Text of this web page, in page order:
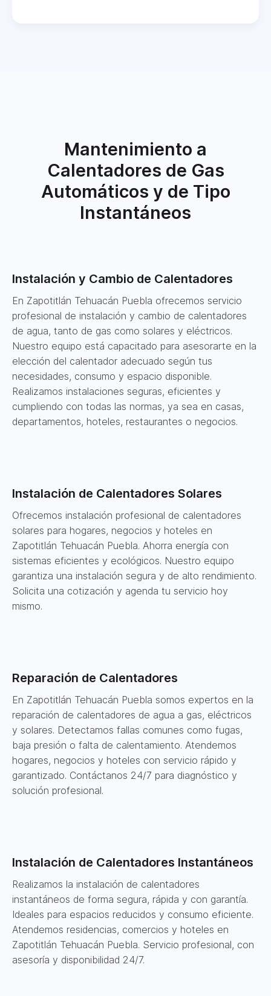
Mantenimiento a
Calentadores de Gas
Automáticos y de Tipo
Instantáneos
Instalación y Cambio de Calentadores
En Zapotitlán Tehuacán Puebla ofrecemos servicio
profesional de instalación y cambio de calentadores
de agua, tanto de gas como solares y eléctricos.
Nuestro equipo está capacitado para asesorarte en la
elección del calentador adecuado según tus
necesidades, consumo y espacio disponible.
Realizamos instalaciones seguras, eficientes y
cumpliendo con todas las normas, ya sea en casas,
departamentos, hoteles, restaurantes o negocios.
Instalación de Calentadores Solares
Ofrecemos instalación profesional de calentadores
solares para hogares, negocios y hoteles en
Zapotitlán Tehuacán Puebla. Ahorra energía con
sistemas eficientes y ecológicos. Nuestro equipo
garantiza una instalación segura y de alto rendimiento.
Solicita una cotización y agenda tu servicio hoy
mismo.
Reparación de Calentadores
En Zapotitlán Tehuacán Puebla somos expertos en la
reparación de calentadores de agua a gas, eléctricos
y solares. Detectamos fallas comunes como fugas,
baja presión o falta de calentamiento. Atendemos
hogares, negocios y hoteles con servicio rápido y
garantizado. Contáctanos 24/7 para diagnóstico y
solución profesional.
Instalación de Calentadores Instantáneos
Realizamos la instalación de calentadores
instantáneos de forma segura, rápida y con garantía.
Ideales para espacios reducidos y consumo eficiente.
Atendemos residencias, comercios y hoteles en
Zapotitlán Tehuacán Puebla. Servicio profesional, con
asesoría y disponibilidad 24/7.